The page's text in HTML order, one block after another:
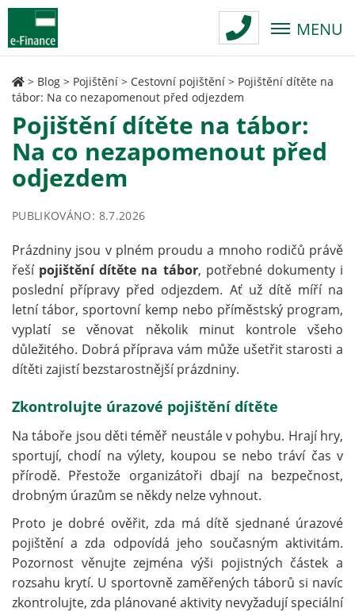
MENU
> Blog > Pojištění > Cestovní pojištění > Pojištění dítěte na
tábor: Na co nezapomenout před odjezdem
Pojištění dítěte na tábor:
Na co nezapomenout před
odjezdem
PUBLIKOVÁNO: 8.7.2026
Prázdniny jsou v plném proudu a mnoho rodičů právě
řeší pojištění dítěte na tábor, potřebné dokumenty i
poslední přípravy před odjezdem. Ať už dítě míří na
letní tábor, sportovní kemp nebo příměstský program,
vyplatí se věnovat několik minut kontrole všeho
důležitého. Dobrá příprava vám může ušetřit starosti a
dítěti zajistí bezstarostnější prázdniny.
Zkontrolujte úrazové pojištění dítěte
Na táboře jsou děti téměř neustále v pohybu. Hrají hry,
sportují, chodí na výlety, koupou se nebo tráví čas v
přírodě. Přestože organizátoři dbají na bezpečnost,
drobným úrazům se někdy nelze vyhnout.
Proto je dobré ověřit, zda má dítě sjednané úrazové
pojištění a zda odpovídá jeho současným aktivitám.
Pozornost věnujte zejména výši pojistných částek a
rozsahu krytí. U sportovně zaměřených táborů si navíc
zkontrolujte, zda plánované aktivity nevyžadují speciální